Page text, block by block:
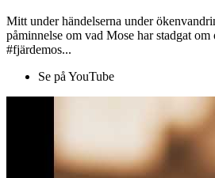
Mitt under händelserna under
påminnelse om vad Mose har stadgat
#fjärdemos...
Se på YouTube